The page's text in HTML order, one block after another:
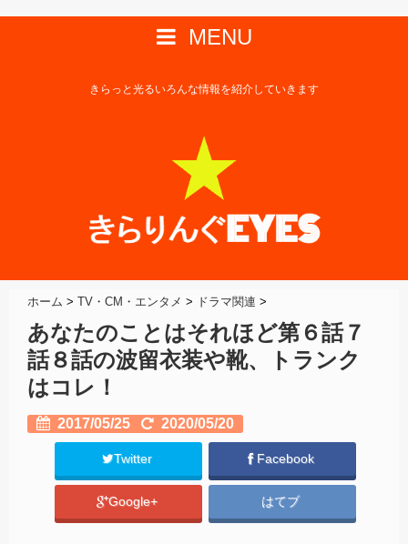
MENU
きらっと光るいろんな情報を紹介していきます
ホーム > TV・CM・エンタメ > ドラマ関連 >
あなたのことはそれほど第６話７
話８話の波留衣装や靴、トランク
はコレ！
2017/05/25 2020/05/20
Twitter Facebook
Google+ はてブ